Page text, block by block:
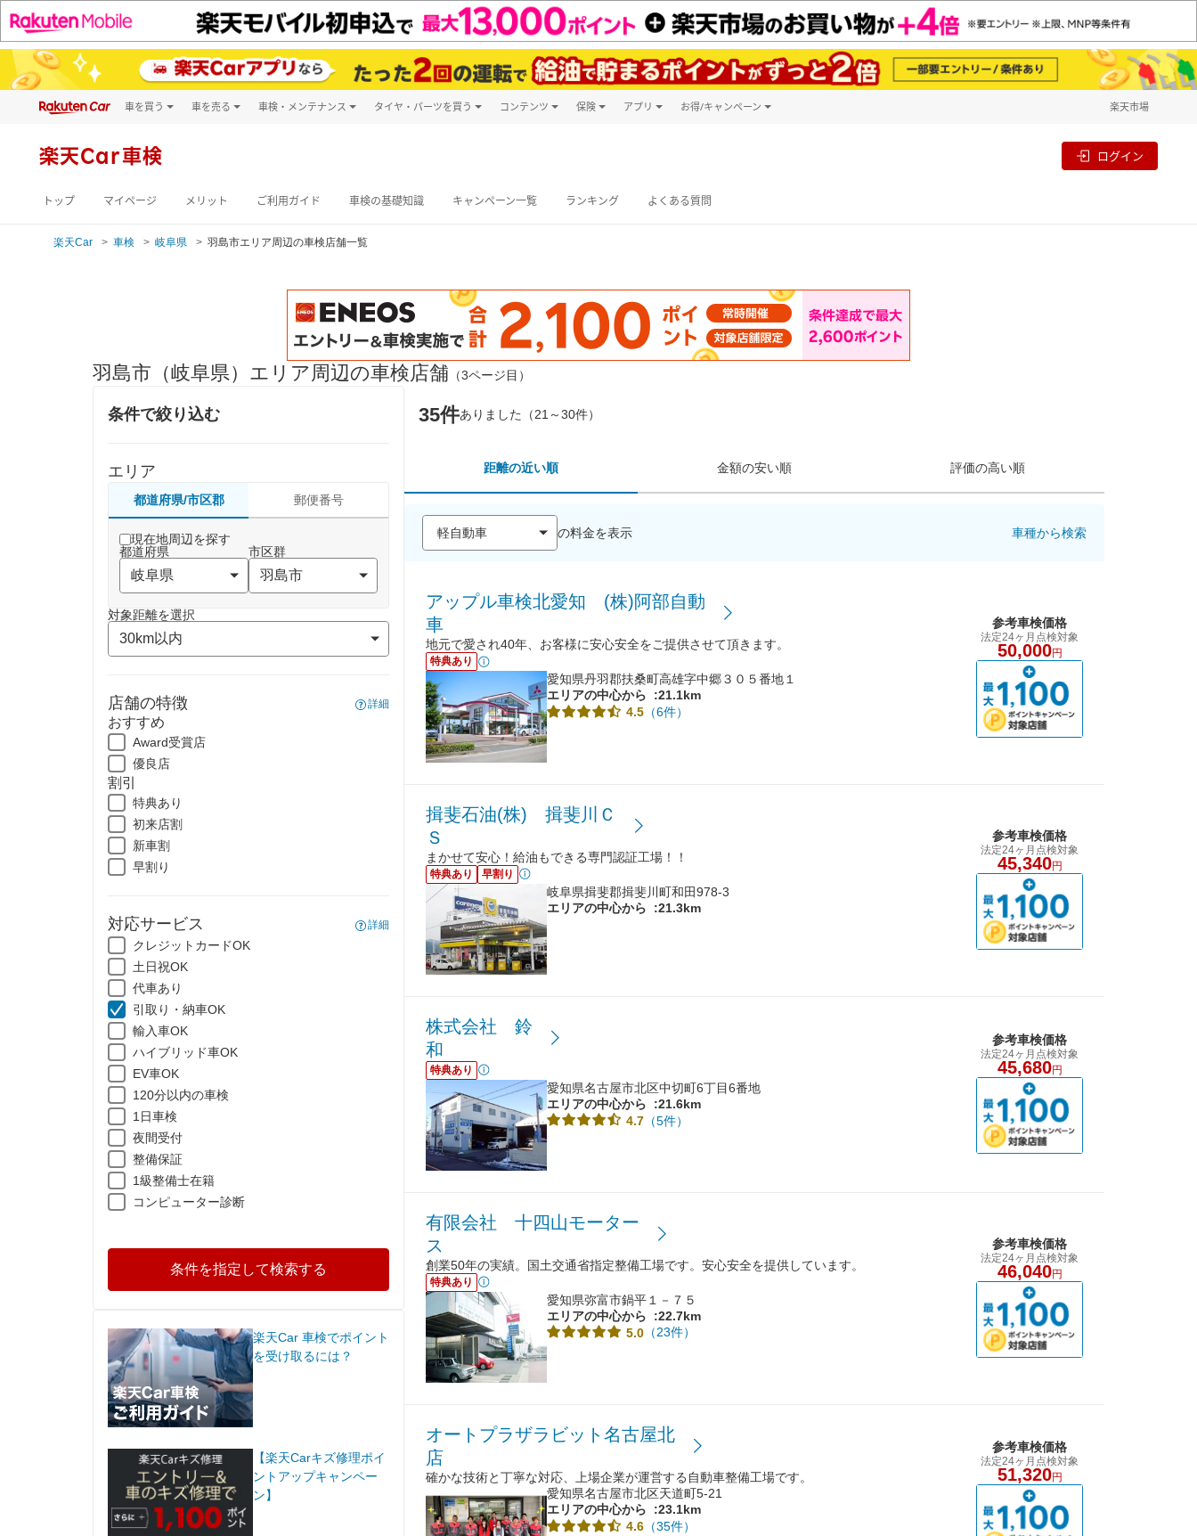
車を買う
新車
車を売る 車検・メンテナンス タイヤ・パーツを買う コンテンツ 保険 アプリ お得/キャンペーン 楽天市場
楽天Car車検 ログイン
トップ マイページ メリット ご利用ガイド 車検の基礎知識 キャンペーン一覧 ランキング よくある質問
楽天Car 車検 岐阜県 羽島市エリア周辺の車検店舗一覧
羽島市（岐阜県）エリア周辺の車検店舗 （3ページ目）
条件で絞り込む
エリア
都道府県/市区郡 郵便番号
現在地周辺を探す
都道府県
市区群
対象距離を選択
店舗の特徴 詳細
おすすめ
Award受賞店
優良店
割引
特典あり
初来店割
新車割
早割り
対応サービス 詳細
クレジットカードOK
土日祝OK
代車あり
引取り・納車OK
輸入車OK
ハイブリッド車OK
EV車OK
120分以内の車検
1日車検
夜間受付
整備保証
1級整備士在籍
コンピューター診断
条件を指定して検索する
楽天Car 車検でポイント
を受け取るには？
【楽天Carキズ修理ポイ
ントアップキャンペー
ン】
35件ありました（21～30件）
距離の近い順 金額の安い順 評価の高い順
の料金を表示 車種から検索
アップル車検北愛知 (株)阿部自動
車
地元で愛され40年、お客様に安心安全をご提供させて頂きます。
特典あり
愛知県丹羽郡扶桑町高雄字中郷３０５番地１
エリアの中心から
:21.1km
4.5 （6件）
参考車検価格
法定24ヶ月点検対象
50,000円
揖斐石油(株) 揖斐川Ｃ
Ｓ
まかせて安心！給油もできる専門認証工場！！
特典あり 早割り
岐阜県揖斐郡揖斐川町和田978-3
エリアの中心から
:21.3km
参考車検価格
法定24ヶ月点検対象
45,340円
株式会社 鈴
和
特典あり
愛知県名古屋市北区中切町6丁目6番地
エリアの中心から
:21.6km
4.7 （5件）
参考車検価格
法定24ヶ月点検対象
45,680円
有限会社 十四山モーター
ス
創業50年の実績。国土交通省指定整備工場です。安心安全を提供しています。
特典あり
愛知県弥富市鍋平１－７５
エリアの中心から
:22.7km
5.0 （23件）
参考車検価格
法定24ヶ月点検対象
46,040円
オートプラザラビット名古屋北
店
確かな技術と丁寧な対応、上場企業が運営する自動車整備工場です。
愛知県名古屋市北区天道町5-21
エリアの中心から
:23.1km
4.6 （35件）
参考車検価格
法定24ヶ月点検対象
51,320円